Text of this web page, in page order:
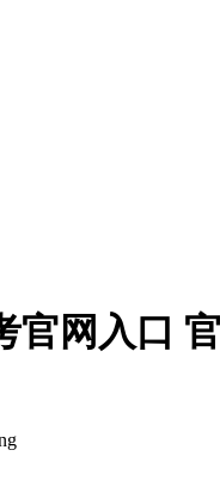
官网入口